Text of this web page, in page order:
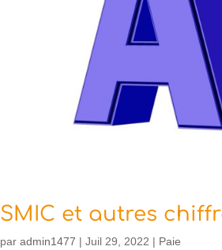
SMIC et autres
paradmin1477 |Juil 29, 2022 | Paie